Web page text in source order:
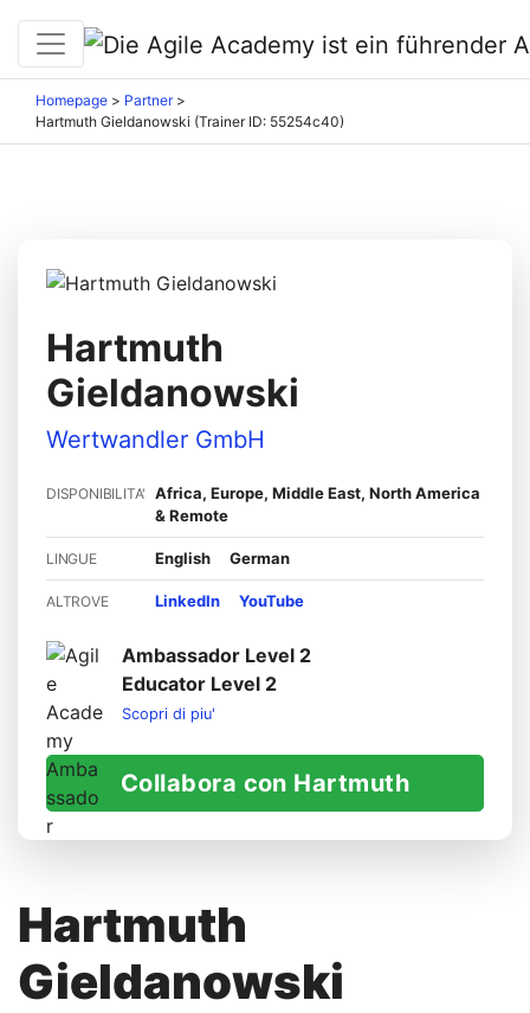
Homepage > Partner>
Hartmuth Gieldanowski (Trainer ID: 55254c40)
Hartmuth
Gieldanowski
Wertwandler GmbH
DISPONIBILITA'
Africa, Europe, Middle East, North America
& Remote
LINGUE English German
ALTROVE LinkedIn YouTube
Ambassador Level 2
Educator Level 2
Scopri di piu'
Collabora con Hartmuth
Hartmuth
Gieldanowski